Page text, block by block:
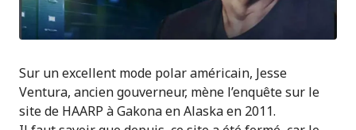
Sur un excellent mode polar américain, Jesse
Ventura, ancien gouverneur, mène l’enquête sur le
site de HAARP à Gakona en Alaska en 2011.